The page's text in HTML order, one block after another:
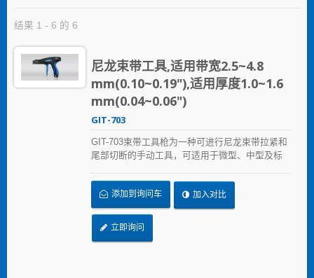
结果 1 - 6 的 6
尼龙束带工具,适用带宽2.5~4.8
mm(0.10~0.19"),适用厚度1.0~1.6
mm(0.04~0.06")
GIT-703
GIT-703束带工具枪为一种可进行尼龙束带拉紧和
尾部切断的手动工具，可适用于微型、中型及标
仍维持一致的强度，并可透过旋钮进行拉伸强度
调整。其枪型的外观设计可便于于空间受限的环
境进行使用。 允许拉伸强度从18到50磅的张力。
添加到询问车 加入对比
立即询问